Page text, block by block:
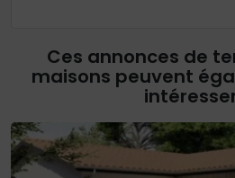
Ces annonces de
maisons peuvent